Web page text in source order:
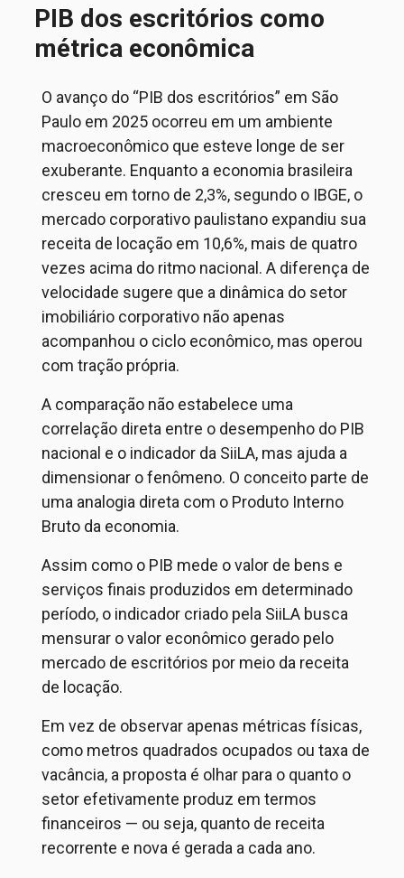
PIB dos escritórios como
métrica econômica
O avanço do “PIB dos escritórios” em São
Paulo em 2025 ocorreu em um ambiente
macroeconômico que esteve longe de ser
exuberante. Enquanto a economia brasileira
cresceu em torno de 2,3%, segundo o IBGE, o
mercado corporativo paulistano expandiu sua
receita de locação em 10,6%, mais de quatro
vezes acima do ritmo nacional. A diferença de
velocidade sugere que a dinâmica do setor
imobiliário corporativo não apenas
acompanhou o ciclo econômico, mas operou
com tração própria.
A comparação não estabelece uma
correlação direta entre o desempenho do PIB
nacional e o indicador da SiiLA, mas ajuda a
dimensionar o fenômeno. O conceito parte de
uma analogia direta com o Produto Interno
Bruto da economia.
Assim como o PIB mede o valor de bens e
serviços finais produzidos em determinado
período, o indicador criado pela SiiLA busca
mensurar o valor econômico gerado pelo
mercado de escritórios por meio da receita
de locação.
Em vez de observar apenas métricas físicas,
como metros quadrados ocupados ou taxa de
vacância, a proposta é olhar para o quanto o
setor efetivamente produz em termos
financeiros — ou seja, quanto de receita
recorrente e nova é gerada a cada ano.